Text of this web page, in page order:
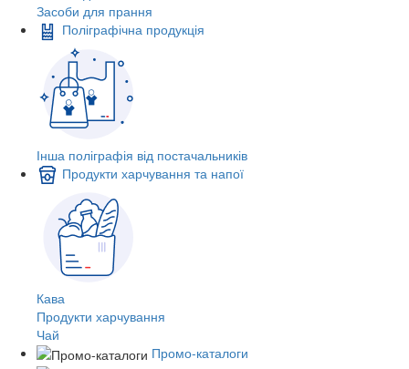
Засоби для прання
Поліграфічна продукція
Інша поліграфія від постачальників
Продукти харчування та напої
Кава
Продукти харчування
Чай
Промо-каталоги